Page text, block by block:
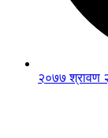
२०७७ श्रावण